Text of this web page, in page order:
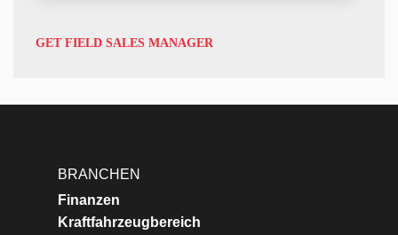
GET FIELD SALES MANAGER
BRANCHEN
Finanzen
Kraftfahrzeugbereich